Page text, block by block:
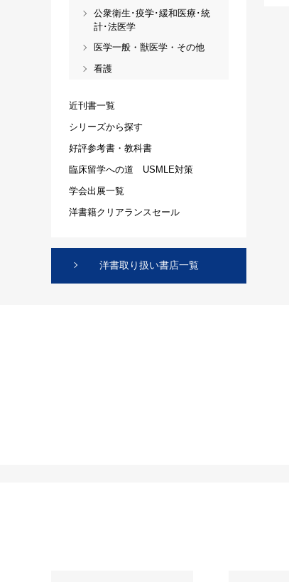
公衆衛生･疫学･緩和医療･統
計･法医学
医学一般・獣医学・その他
看護
近刊書一覧
シリーズから探す
好評参考書・教科書
臨床留学への道 USMLE対策
学会出展一覧
洋書籍クリアランスセール
洋書取り扱い書店一覧